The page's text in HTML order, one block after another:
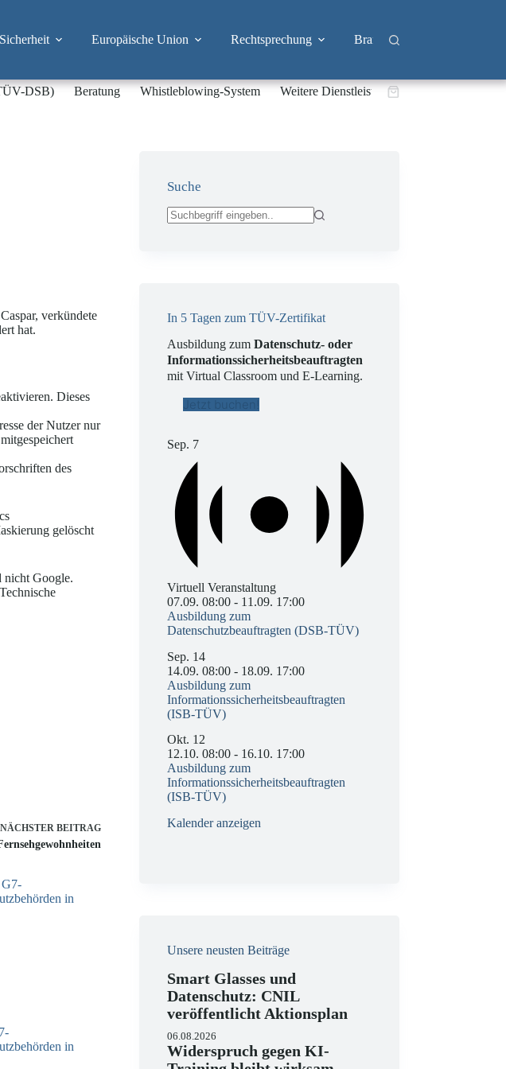
Europäische Union Rechtsprechung Branchen
DSB) Beratung Whistleblowing-System Weitere DienstleistungenWarenkorb
verkündete
hat.
Dieses
der Nutzer nur
des
gelöscht
nicht Google.
NÄCHSTER BEITRAG
in
Suche
In 5 Tagen zum TÜV-Zertifikat
Ausbildung zumDatenschutz- oder
Informationssicherheitsbeauftragten
mit Virtual Classroom und E-Learning.
Jetzt buchen!
Sep. 7
Virtuell Veranstaltung
07.09. 08:00 - 11.09. 17:00
Ausbildung zum
Datenschutzbeauftragten (DSB-TÜV)
Sep. 14
14.09. 08:00 - 18.09. 17:00
Ausbildung zum
Informationssicherheitsbeauftragten
(ISB-TÜV)
Okt. 12
12.10. 08:00 - 16.10. 17:00
Ausbildung zum
Informationssicherheitsbeauftragten
(ISB-TÜV)
Kalender anzeigen
Unsere neusten Beiträge
Smart Glasses und
Datenschutz: CNIL
veröffentlicht Aktionsplan
06.08.2026
Widerspruch gegen KI-